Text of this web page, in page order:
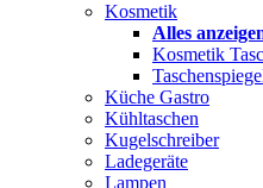
Kosmetik
Alles
Kosmetik
Küche Gastro
Kühltaschen
Kugelschreiber
Ladegeräte
Lampen